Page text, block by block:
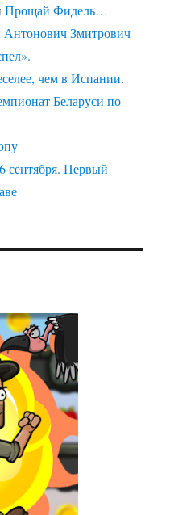
Прощай Фидель…
Антонович Змитрович
чем в Испании.
Беларуси по
сентября. Первый